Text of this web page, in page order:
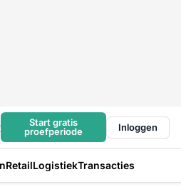
Start gratis
proefperiode
Inloggen
RetailLogistiekTransacties